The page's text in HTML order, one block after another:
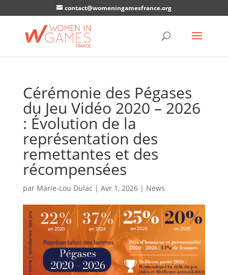
contact@womeningamesfrance.org
Cérémonie des Pégases
du Jeu Vidéo 2020 – 2026
: Évolution de la
représentation des
remettantes et des
récompensées
par Marie-Lou Dulac | Avr 1, 2026| News